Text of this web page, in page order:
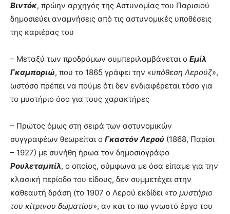
Βιντόκ, πρώην αρχηγός της Αστυνομίας του Παρισιού
δημοσιεύει αναμνήσεις από τις αστυνομικές υποθέσεις
της καριέρας του
– Μεταξύ των προδρόμων συμπεριλαμβάνεται ο Εμίλ
Γκαμποριώ, που το 1865 γράφει την «υπόθεση Λερούζ»,
ωστόσο πρέπει να πούμε ότι δεν ενδιαφέρεται τόσο για
το μυστήριο όσο για τους χαρακτήρες
– Πρώτος όμως στη σειρά των αστυνομικών
συγγραφέων θεωρείται ο Γκαστόν Λερού (1868, Παρίσι
– 1927) με συνήθη ήρωα τον δημοσιογράφο
Ρουλεταμπίλ, ο οποίος, σύμφωνα με όσα είπαμε για την
κλασική περίοδο του είδους, δεν συμμετέχει στην
καθεαυτή δράση (το 1907 ο Λερού εκδίδει «το μυστήριο
του κίτρινου δωματίου», αν και το πιο γνωστό έργο του